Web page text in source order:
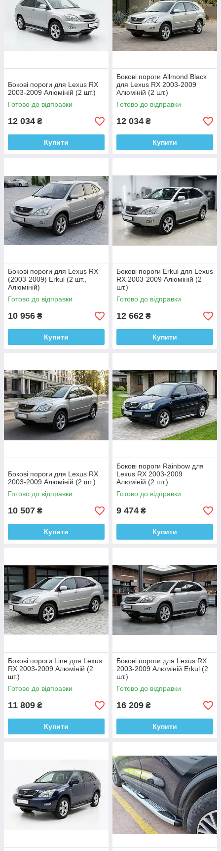
Бокові пороги для Lexus RX
2003-2009 Алюміній (2 шт.)
Готово до відправки
12 034 ₴
Купити
Бокові пороги Allmond Black
для Lexus RX 2003-2009
Алюміній (2 шт.)
Готово до відправки
12 034 ₴
Купити
Бокові пороги для Lexus RX
(2003-2009) Erkul (2 шт.,
Алюміній)
Готово до відправки
10 956 ₴
Купити
Бокові пороги Erkul для Lexus
RX 2003-2009 Алюміній (2
шт.)
Готово до відправки
12 662 ₴
Купити
Бокові пороги для Lexus RX
2003-2009 Алюміній (2 шт.)
Готово до відправки
10 507 ₴
Купити
Бокові пороги Rainbow для
Lexus RX 2003-2009
Алюміній (2 шт.)
Готово до відправки
9 474 ₴
Купити
Бокові пороги Line для Lexus
RX 2003-2009 Алюміній (2
шт.)
Готово до відправки
11 809 ₴
Купити
Бокові пороги для Lexus RX
2003-2009 Алюміній Erkul (2
шт.)
Готово до відправки
16 209 ₴
Купити